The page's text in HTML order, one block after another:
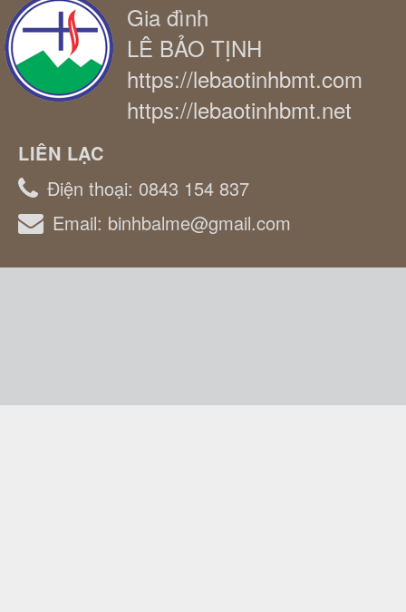
Gia đình
LÊ BẢO TỊNH
https://lebaotinhbmt.com
https://lebaotinhbmt.net
LIÊN LẠC
Điện thoại: 0843 154 837
Email: binhbalme@gmail.com